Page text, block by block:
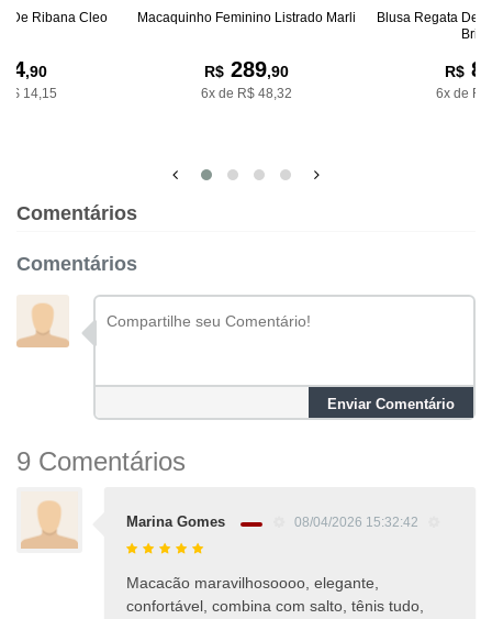
De Ribana Cleo
,90
14,15
Macaquinho Feminino Listrado Marli
R$289,90
6x de R$ 48,32
Blusa Regata De
R$
6x de
Comentários
Comentários
Enviar Comentário
9 Comentários
Marina Gomes 08/04/2026 15:32:42
Macacão maravilhosoooo, elegante,
confortável, combina com salto, tênis tudo,